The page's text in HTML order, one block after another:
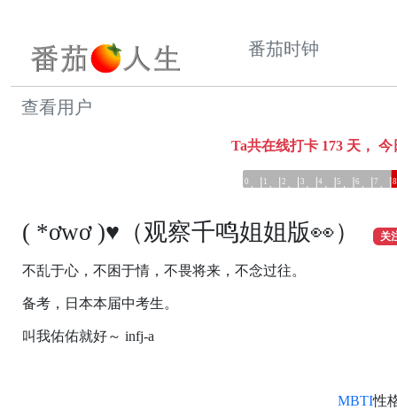
番茄时钟
查看用户
Ta共在线打卡 173 天， 今
0 1 2 3 4 5 6 7 8
( *ơwơ )♥（观察千鸣姐姐版👀） 关
不乱于心，不困于情，不畏将来，不念过往。
备考，日本本届中考生。
叫我佑佑就好～ infj-a
MBTI性